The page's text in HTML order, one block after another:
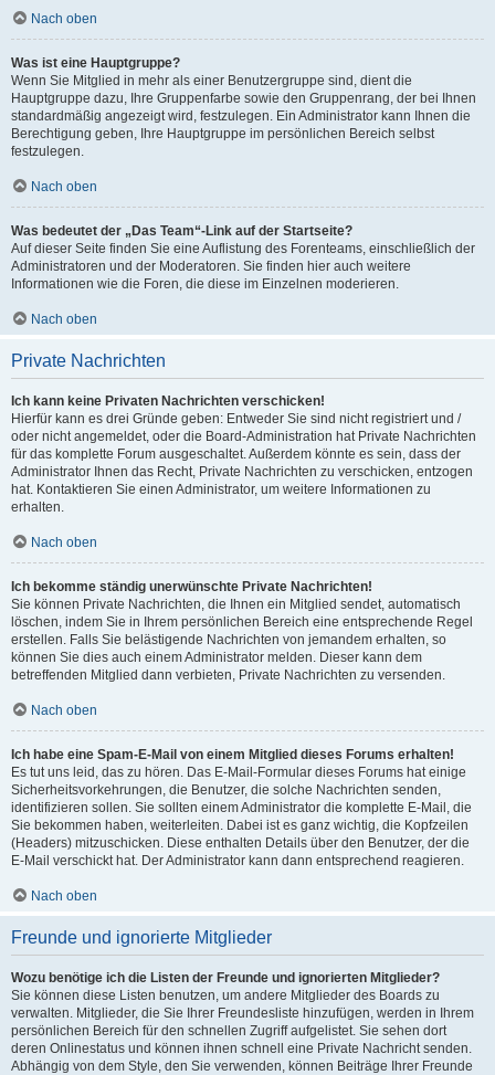
Nach oben
Was ist eine Hauptgruppe?
Wenn Sie Mitglied in mehr als einer Benutzergruppe sind, dient die
Hauptgruppe dazu, Ihre Gruppenfarbe sowie den Gruppenrang, der bei Ihnen
standardmäßig angezeigt wird, festzulegen. Ein Administrator kann Ihnen die
Berechtigung geben, Ihre Hauptgruppe im persönlichen Bereich selbst
festzulegen.
Nach oben
Was bedeutet der „Das Team“-Link auf der Startseite?
Auf dieser Seite finden Sie eine Auflistung des Forenteams, einschließlich der
Administratoren und der Moderatoren. Sie finden hier auch weitere
Informationen wie die Foren, die diese im Einzelnen moderieren.
Nach oben
Private Nachrichten
Ich kann keine Privaten Nachrichten verschicken!
Hierfür kann es drei Gründe geben: Entweder Sie sind nicht registriert und /
oder nicht angemeldet, oder die Board-Administration hat Private Nachrichten
für das komplette Forum ausgeschaltet. Außerdem könnte es sein, dass der
Administrator Ihnen das Recht, Private Nachrichten zu verschicken, entzogen
hat. Kontaktieren Sie einen Administrator, um weitere Informationen zu
erhalten.
Nach oben
Ich bekomme ständig unerwünschte Private Nachrichten!
Sie können Private Nachrichten, die Ihnen ein Mitglied sendet, automatisch
löschen, indem Sie in Ihrem persönlichen Bereich eine entsprechende Regel
erstellen. Falls Sie belästigende Nachrichten von jemandem erhalten, so
können Sie dies auch einem Administrator melden. Dieser kann dem
betreffenden Mitglied dann verbieten, Private Nachrichten zu versenden.
Nach oben
Ich habe eine Spam-E-Mail von einem Mitglied dieses Forums erhalten!
Es tut uns leid, das zu hören. Das E-Mail-Formular dieses Forums hat einige
Sicherheitsvorkehrungen, die Benutzer, die solche Nachrichten senden,
identifizieren sollen. Sie sollten einem Administrator die komplette E-Mail, die
Sie bekommen haben, weiterleiten. Dabei ist es ganz wichtig, die Kopfzeilen
(Headers) mitzuschicken. Diese enthalten Details über den Benutzer, der die
E-Mail verschickt hat. Der Administrator kann dann entsprechend reagieren.
Nach oben
Freunde und ignorierte Mitglieder
Wozu benötige ich die Listen der Freunde und ignorierten Mitglieder?
Sie können diese Listen benutzen, um andere Mitglieder des Boards zu
verwalten. Mitglieder, die Sie Ihrer Freundesliste hinzufügen, werden in Ihrem
persönlichen Bereich für den schnellen Zugriff aufgelistet. Sie sehen dort
deren Onlinestatus und können ihnen schnell eine Private Nachricht senden.
Abhängig von dem Style, den Sie verwenden, können Beiträge Ihrer Freunde